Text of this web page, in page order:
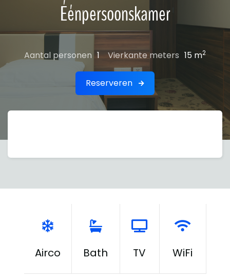
Éénpersoonskamer
Aantal personen 1 Vierkante meters 15 m2
Reserveren
Airco Bath TV WiFi